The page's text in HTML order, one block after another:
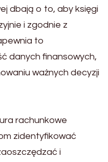
dbają o to, aby księgi
i zgodnie z
to
danych finansowych,
ważnych decyzji
rachunkowe
zidentyfikować
i